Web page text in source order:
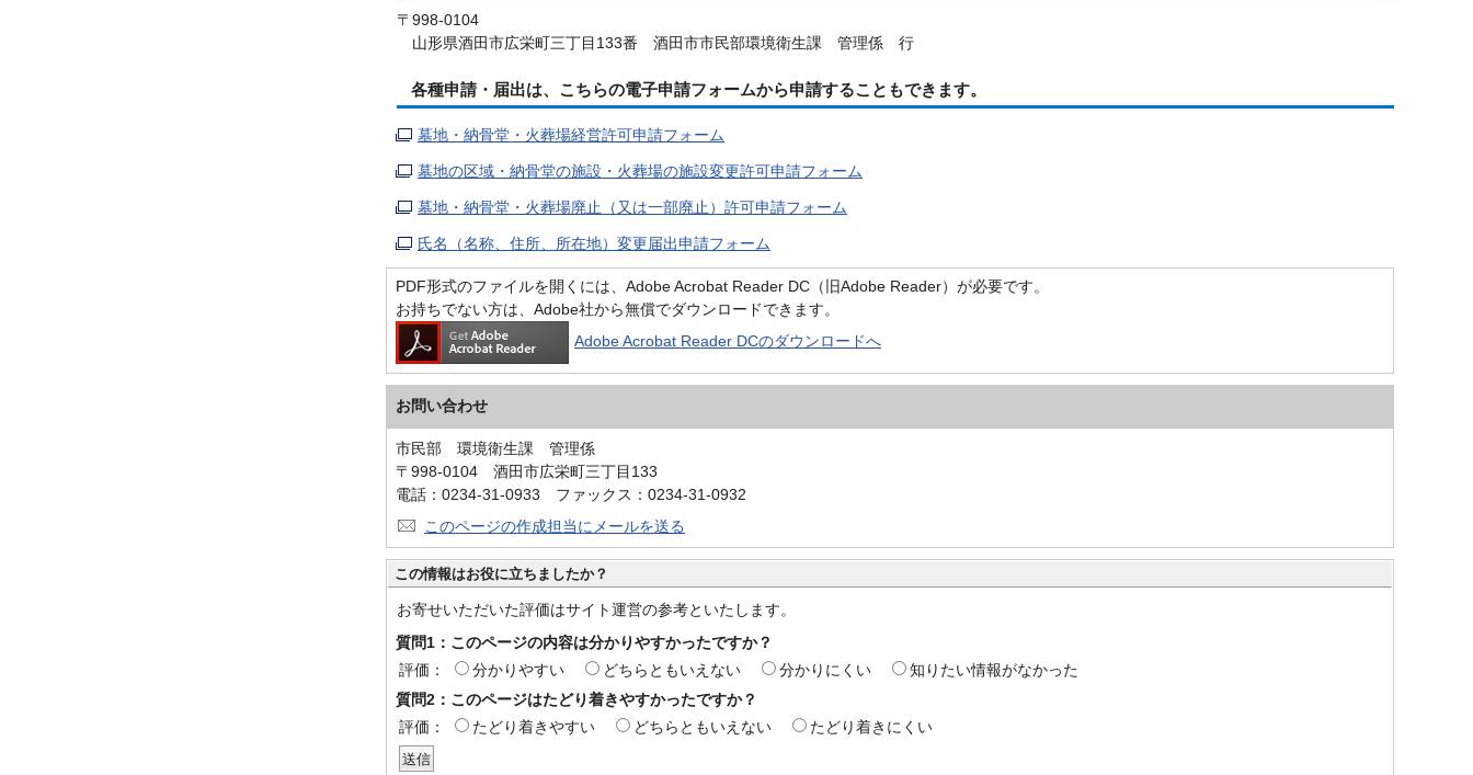
〒998-0104
山形県酒田市広栄町三丁目133番 酒田市市民部環境衛生課 管理係 行
各種申請・届出は、こちらの電子申請フォームから申請することもできます。
墓地・納骨堂・火葬場経営許可申請フォーム
墓地の区域・納骨堂の施設・火葬場の施設変更許可申請フォーム
墓地・納骨堂・火葬場廃止（又は一部廃止）許可申請フォーム
氏名（名称、住所、所在地）変更届出申請フォーム
PDF形式のファイルを開くには、Adobe Acrobat Reader DC（旧Adobe Reader）が必要です。
お持ちでない方は、Adobe社から無償でダウンロードできます。
Adobe Acrobat Reader DCのダウンロードへ
お問い合わせ
市民部 環境衛生課 管理係
〒998-0104 酒田市広栄町三丁目133
電話：0234-31-0933 ファックス：0234-31-0932
このページの作成担当にメールを送る
この情報はお役に立ちましたか？
お寄せいただいた評価はサイト運営の参考といたします。
質問1：このページの内容は分かりやすかったですか？
評価：
分かりやすい どちらともいえない 分かりにくい
知りたい情報がなかった
質問2：このページはたどり着きやすかったですか？
評価：
たどり着きやすい どちらともいえない たどり着きにくい